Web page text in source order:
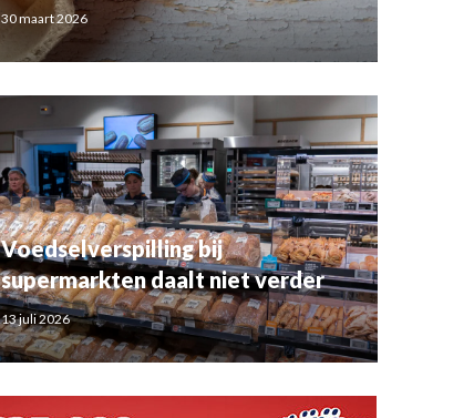
30 maart 2026
Voedselverspilling bij
supermarkten daalt niet verder
13 juli 2026